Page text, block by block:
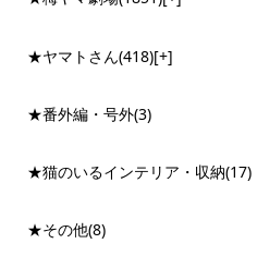
★ヤマトさん(418)[+]
★番外編・号外(3)
★猫のいるインテリア・収納(17)
★その他(8)